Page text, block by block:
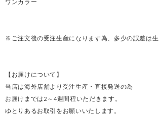
ワンカラー
※ご注文後の受注生産になります為、多少の誤差は
【お届けについて】
当店は海外店舗より受注生産・直接発送の為
お届けまでは2～4週間程いただきます。
ゆとりあるお取引をお願いいたします。